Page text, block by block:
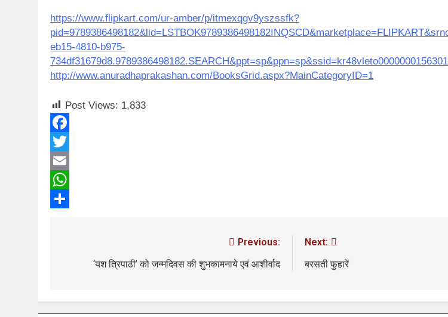
3 Years Ago
सम्पादकीय : इंडिया / भारत , जी-20 में ‘भार-त’ का चमका सितारा
नोसेना प्रमुख एडमिरल आर हरि कुमार ने किया अनुराधा प्रकाशन की पुस्तकों
कहां
https://www.flipkart.com/ur-amber/p/itmexqgv9yszssfk?
eb15-4810-b975-
http://www.anuradhaprakashan.com/BooksGrid.aspx?MainCategoryID=1
Post Views: 1,833
Facebook
Twitter
Email
WhatsApp
Previous:
‘यश त्रिपाठी’ को जन्मदिवस की शुभकामनाये एवं आशीर्वाद
Next:
बरसती फुहारें